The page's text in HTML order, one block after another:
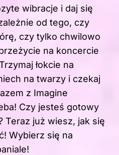
wibracje i daj się
od tego, czy
czy tylko chwilowo
na koncercie
łokcie na
na twarzy i czekaj
z Imagine
Czy jesteś gotowy
Teraz już wiesz, jak się
Wybierz się na